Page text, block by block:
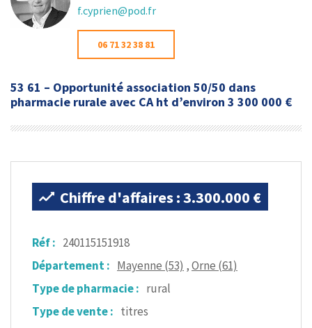
f.cyprien@pod.fr
06 71 32 38 81
53 61 – Opportunité association 50/50 dans
pharmacie rurale avec CA ht d’environ 3 300 000 €
Chiffre d'affaires : 3.300.000 €
Réf : 240115151918
Département : Mayenne (53) ,Orne (61)
Type de pharmacie : rural
Type de vente : titres